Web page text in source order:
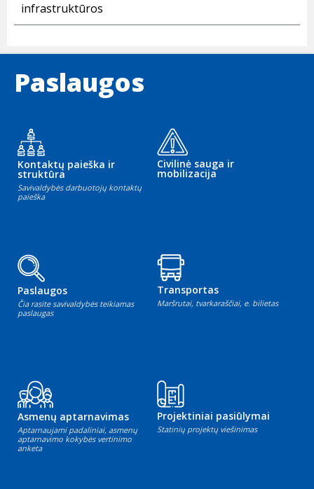
infrastruktūros
Paslaugos
Kontaktų paieška ir
struktūra
Savivaldybės darbuotojų kontaktų
paieška
Civilinė sauga ir
mobilizacija
Paslaugos
Čia rasite savivaldybės teikiamas
paslaugas
Transportas
Maršrutai, tvarkaraščiai, e. bilietas
Asmenų aptarnavimas
Aptarnaujami padaliniai, asmenų
aptarnavimo kokybės vertinimo
anketa
Projektiniai pasiūlymai
Statinių projektų viešinimas